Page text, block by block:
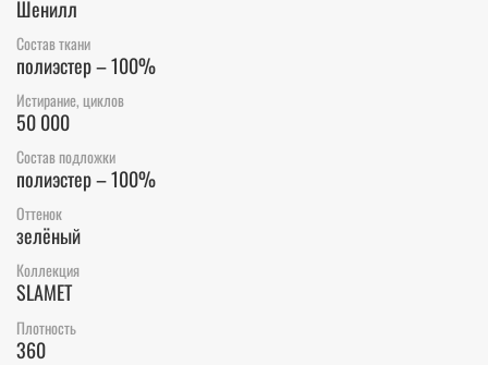
Шенилл
Состав ткани
полиэстер – 100%
Истирание, циклов
50 000
Состав подложки
полиэстер – 100%
Оттенок
зелёный
Коллекция
SLAMET
Плотность
360